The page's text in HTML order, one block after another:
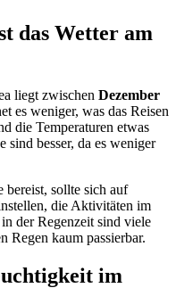
das Wetter am
liegt zwischen Dezember
es weniger, was das Reisen
die Temperaturen etwas
sind besser, da es weniger
bereist, sollte sich auf
die Aktivitäten im
der Regenzeit sind viele
Regen kaum passierbar.
im